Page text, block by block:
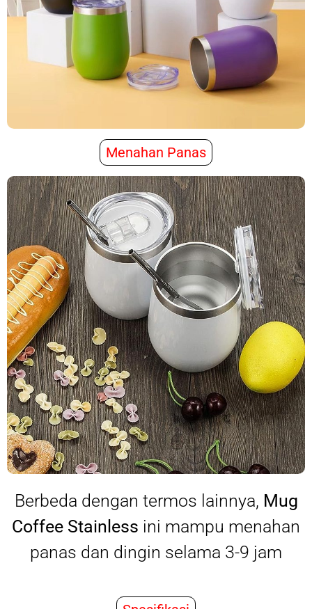
Menahan Panas
Berbeda dengan termos lainnya, Mug
Coffee Stainless ini mampu menahan
panas dan dingin selama 3-9 jam